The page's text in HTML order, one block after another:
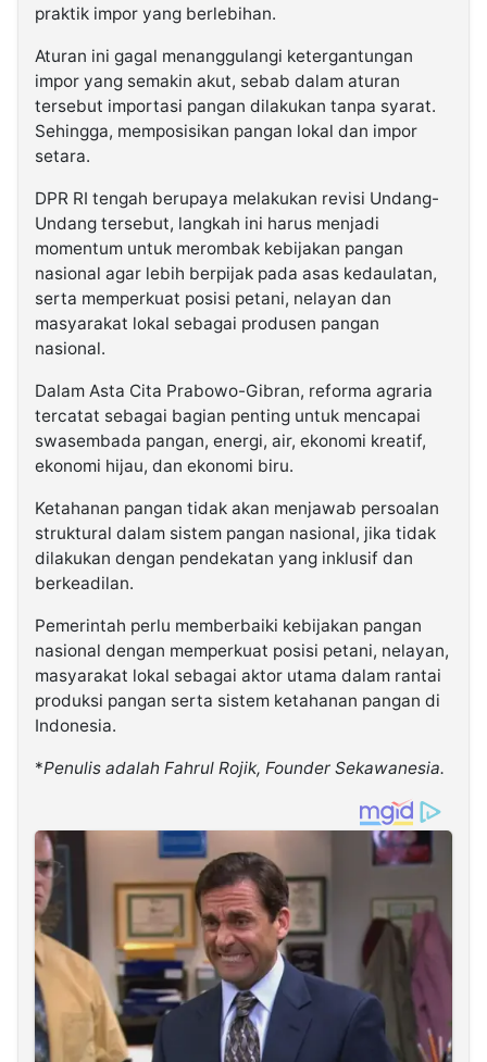
praktik impor yang berlebihan.
Aturan ini gagal menanggulangi ketergantungan
impor yang semakin akut, sebab dalam aturan
tersebut importasi pangan dilakukan tanpa syarat.
Sehingga, memposisikan pangan lokal dan impor
setara.
DPR RI tengah berupaya melakukan revisi Undang-
Undang tersebut, langkah ini harus menjadi
momentum untuk merombak kebijakan pangan
nasional agar lebih berpijak pada asas kedaulatan,
serta memperkuat posisi petani, nelayan dan
masyarakat lokal sebagai produsen pangan
nasional.
Dalam Asta Cita Prabowo-Gibran, reforma agraria
tercatat sebagai bagian penting untuk mencapai
swasembada pangan, energi, air, ekonomi kreatif,
ekonomi hijau, dan ekonomi biru.
Ketahanan pangan tidak akan menjawab persoalan
struktural dalam sistem pangan nasional, jika tidak
dilakukan dengan pendekatan yang inklusif dan
berkeadilan.
Pemerintah perlu memberbaiki kebijakan pangan
nasional dengan memperkuat posisi petani, nelayan,
masyarakat lokal sebagai aktor utama dalam rantai
produksi pangan serta sistem ketahanan pangan di
Indonesia.
*Penulis adalah Fahrul Rojik, Founder Sekawanesia.